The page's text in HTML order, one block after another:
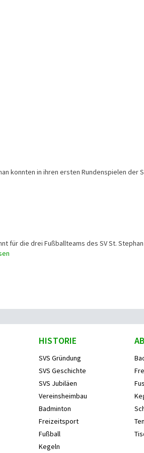
konnten in ihren ersten Rundenspielen der
für die drei Fußballteams des SV St.
HISTORIE
SVS Gründung
SVS Geschichte
SVS Jubiläen
Vereinsheimbau
Badminton
Freizeitsport
Fußball
Kegeln